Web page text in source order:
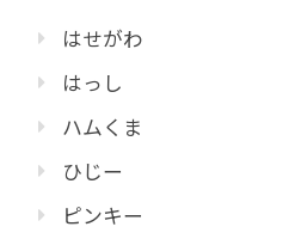
はせがわ
はっし
ハムくま
ひじー
ピンキー